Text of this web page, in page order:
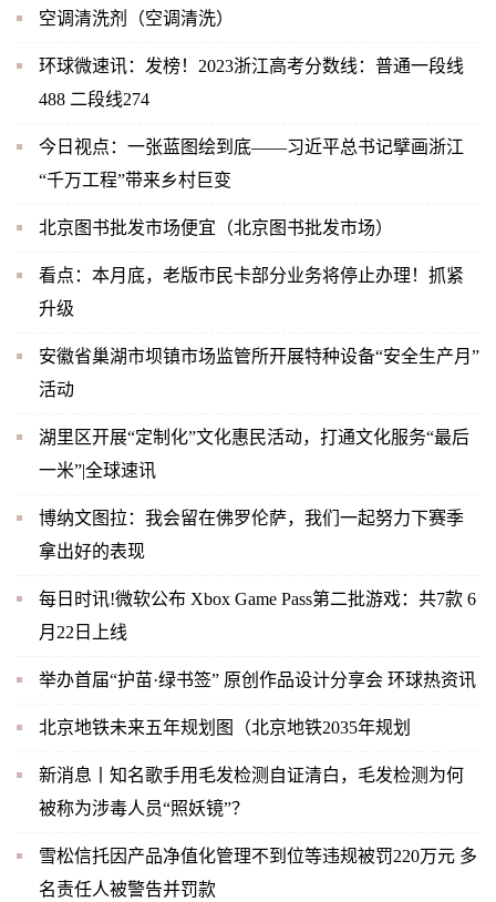
空调清洗剂（空调清洗）
环球微速讯：发榜！2023浙江高考分数线：普通一段线
488 二段线274
今日视点：一张蓝图绘到底——习近平总书记擘画浙江
“千万工程”带来乡村巨变
北京图书批发市场便宜（北京图书批发市场）
看点：本月底，老版市民卡部分业务将停止办理！抓紧
升级
安徽省巢湖市坝镇市场监管所开展特种设备“安全生产月”
活动
湖里区开展“定制化”文化惠民活动，打通文化服务“最后
一米”|全球速讯
博纳文图拉：我会留在佛罗伦萨，我们一起努力下赛季
拿出好的表现
每日时讯!微软公布 Xbox Game Pass第二批游戏：共7款 6
月22日上线
举办首届“护苗·绿书签” 原创作品设计分享会 环球热资讯
北京地铁未来五年规划图（北京地铁2035年规划
新消息丨知名歌手用毛发检测自证清白，毛发检测为何
被称为涉毒人员“照妖镜”？
雪松信托因产品净值化管理不到位等违规被罚220万元 多
名责任人被警告并罚款